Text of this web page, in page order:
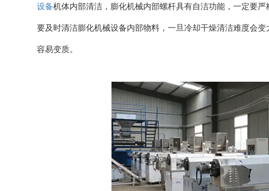
设备机体内部清洁，膨化机械内部螺杆具有自洁功能，一定要
要及时清洁膨化机械设备内部物料，一旦冷却干燥清洁难度会
容易变质。